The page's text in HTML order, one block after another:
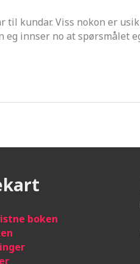
kundar. Viss nokon er
eg innser no at
boken